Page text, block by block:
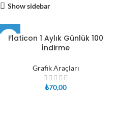
Show sidebar
Flaticon 1 Aylık Günlük 100
İndirme
Grafik Araçları
₺70,00